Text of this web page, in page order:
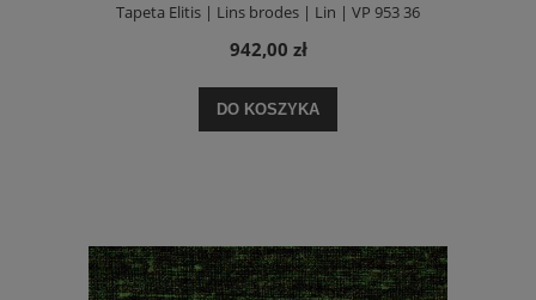
Tapeta Elitis | Lins brodes | Lin | VP 953 36
942,00 zł
DO KOSZYKA